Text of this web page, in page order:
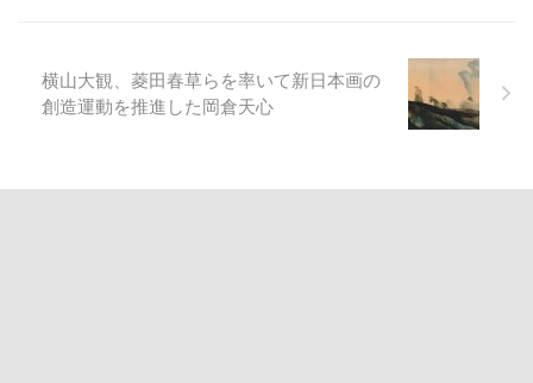
横山大観、菱田春草らを率いて新日本画の
創造運動を推進した岡倉天心